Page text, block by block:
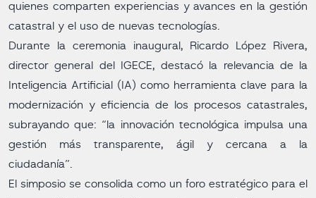
quienes comparten experiencias y avances en la gestión
catastral y el uso de nuevas tecnologías.
Durante la ceremonia inaugural, Ricardo López Rivera,
director general del IGECE, destacó la relevancia de la
Inteligencia Artificial (IA) como herramienta clave para la
modernización y eficiencia de los procesos catastrales,
subrayando que: “la innovación tecnológica impulsa una
gestión más transparente, ágil y cercana a la
ciudadanía”.
El simposio se consolida como un foro estratégico para el